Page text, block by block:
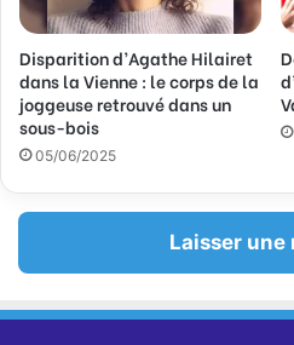
Disparition d’Agathe Hilairet
dans la Vienne : le corps de la
joggeuse retrouvé dans un
sous-bois
05/06/2025
Laisser une